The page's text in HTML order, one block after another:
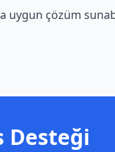
uygun çözüm
Desteği